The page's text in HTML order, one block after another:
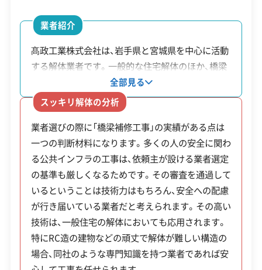
営業日
対応エリア 岩手県
木造
対応業務
産業廃棄物収集運搬業
不動産取引業
土木工事業
外構工事業
公式HP 公式サイトを見る
許可番号
【建設業許可】
岩手県知事：第050288号
【産業廃棄物収集運搬業許可】
岩手県知事：第00302192639号
【宅地建物取引業許可】
全部見る
業者紹介
髙政工業株式会社は、岩手県と宮城県を中心に活動
する解体業者です。一般的な住宅解体のほか、橋梁
の補修工事といった公共性の高いインフラ事業も
手掛けています。主要な取引先に大手ゼネコンが名
を連ねていることからも、同社の技術力や安全管理
体制が高い水準にあることがうかがえます。自社で
重機を保有しているため、現場の状況に応じた迅速
な対応が可能です。解体工事においても、騒音や振
動をできるだけ抑える丁寧な作業が期待できます。
全部見る
スッキリ解体の分析
業者選びの際に「橋梁補修工事」の実績がある点は
一つの判断材料になります。多くの人の安全に関わ
る公共インフラの工事は、依頼主が設ける業者選定
の基準も厳しくなるためです。その審査を通過して
いるということは技術力はもちろん、安全への配慮
が行き届いている業者だと考えられます。その高い
技術は、一般住宅の解体においても応用されます。
特にRC造の建物などの頑丈で解体が難しい構造の
場合、同社のような専門知識を持つ業者であれば安